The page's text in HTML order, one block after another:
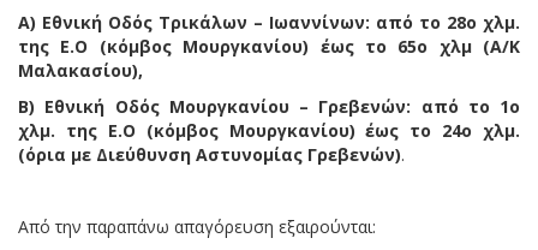
Α) Εθνική Οδός Τρικάλων – Ιωαννίνων: από το 28ο χλμ.
της Ε.Ο (κόμβος Μουργκανίου) έως το 65ο χλμ (Α/Κ
Μαλακασίου),
Β) Εθνική Οδός Μουργκανίου – Γρεβενών: από το 1ο
χλμ. της Ε.Ο (κόμβος Μουργκανίου) έως το 24ο χλμ.
(όρια με Διεύθυνση Αστυνομίας Γρεβενών).
Από την παραπάνω απαγόρευση εξαιρούνται: